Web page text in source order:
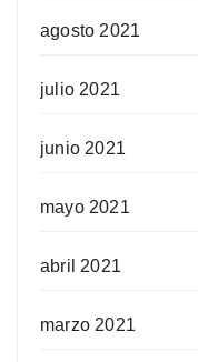
agosto 2021
julio 2021
junio 2021
mayo 2021
abril 2021
marzo 2021